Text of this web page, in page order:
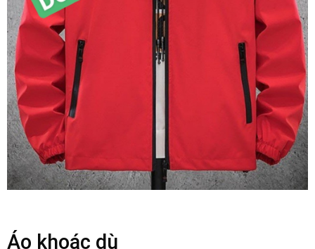
Áo khoác dù